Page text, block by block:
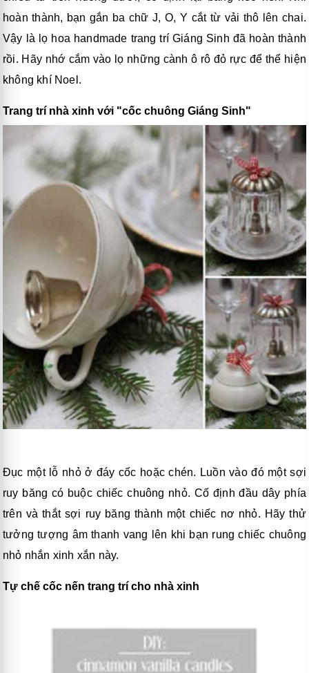
hoàn thành, bạn gắn ba chữ J, O, Y cắt từ vải thô lên chai.
Vậy là lọ hoa handmade trang trí Giáng Sinh đã hoàn thành
rồi. Hãy nhớ cắm vào lọ những cành ô rô đỏ rực để thể hiện
không khí Noel.
Trang trí nhà xinh với "cốc chuông Giáng Sinh"
Đục một lỗ nhỏ ở đáy cốc hoặc chén. Luồn vào đó một sợi
ruy băng có buộc chiếc chuông nhỏ. Cố định đầu dây phía
trên và thắt sợi ruy băng thành một chiếc nơ nhỏ. Hãy thử
tưởng tượng âm thanh vang lên khi bạn rung chiếc chuông
nhỏ nhắn xinh xắn này.
Tự chế cốc nến trang trí cho nhà xinh